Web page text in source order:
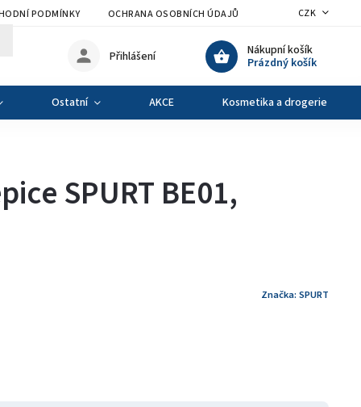
PODMÍNKY OCHRANA OSOBNÍCH ÚDAJŮ VÝMĚNA A VRÁCENÍ
CZK
Nákupní košík
Prázdný košík
Přihlášení
Ostatní AKCE Kosmetika a drogerie
SPURT BE01,
Značka: SPURT